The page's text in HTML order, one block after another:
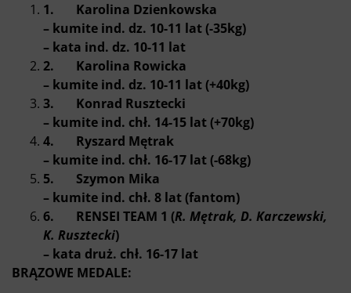
1. Karolina Dzienkowska
– kumite ind. dz. 10-11 lat (-35kg)
– kata ind. dz. 10-11 lat
2. Karolina Rowicka
– kumite ind. dz. 10-11 lat (+40kg)
3. Konrad Rusztecki
– kumite ind. chł. 14-15 lat (+70kg)
4. Ryszard Mętrak
– kumite ind. chł. 16-17 lat (-68kg)
5. Szymon Mika
– kumite ind. chł. 8 lat (fantom)
6. RENSEI TEAM 1 (R. Mętrak, D. Karczewski,
K. Rusztecki)
– kata druż. chł. 16-17 lat
BRĄZOWE MEDALE: